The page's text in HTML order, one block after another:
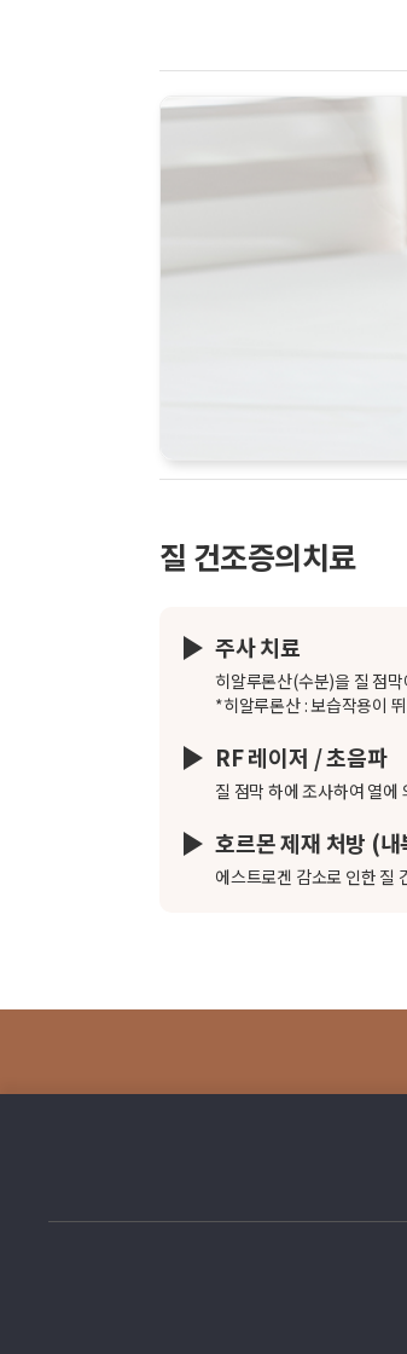
질 건조증의치료
주사 치료
히알루론산(수분)을 질 점
*히알루론산 : 보습작용이
RF 레이저 / 초음파
질 점막 하에 조사하여 열
호르몬 제재 처방 (
에스트로겐 감소로 인한 질